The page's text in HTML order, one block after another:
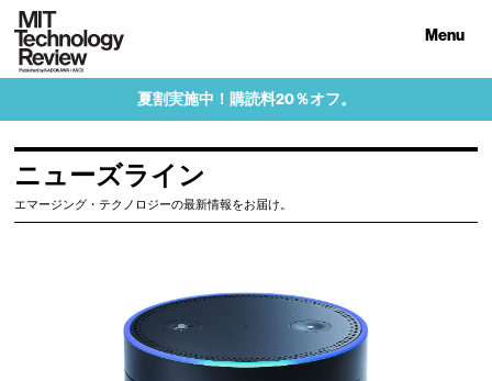
Menu
夏割実施中！購読料20％オフ。
ニューズライン
エマージング・テクノロジーの最新情報をお届け。